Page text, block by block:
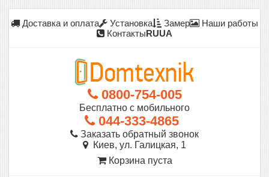
Доставка и оплата Установка Замер
Наши работы
КонтактыRUUA
0800-754-005
Бесплатно с мобильного
044-333-4865
Заказать обратный звонок
Киев, ул. Галицкая, 1
Корзина пуста